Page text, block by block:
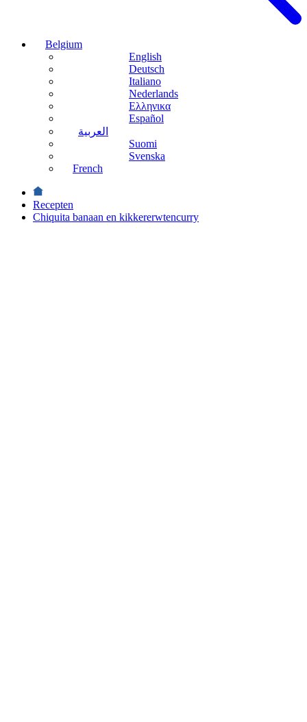
Belgium
English
Deutsch
Italiano
Nederlands
Ελληνικα
Español
العربية
Suomi
Svenska
French
Recepten
Chiquita banaan en kikkererwtencurry